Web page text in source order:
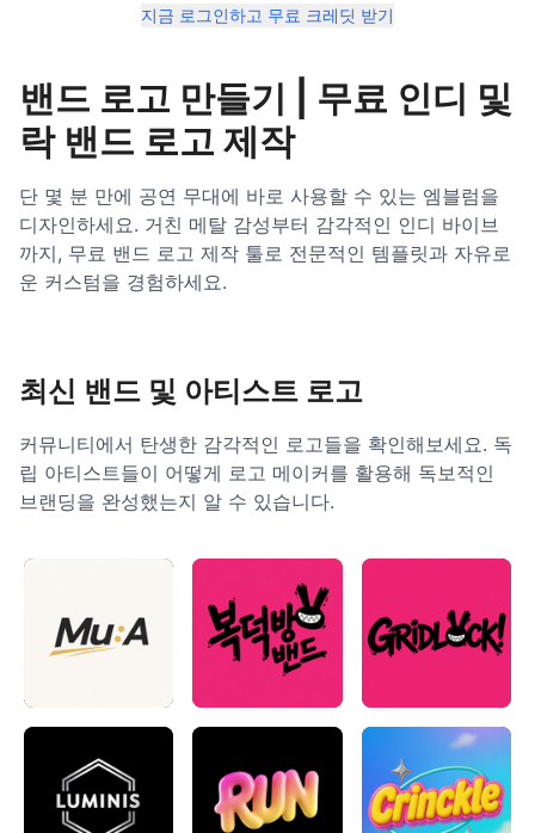
지금 로그인하고 무료 크레딧 받기
밴드 로고 만들기 | 무료 인디 및
락 밴드 로고 제작
단 몇 분 만에 공연 무대에 바로 사용할 수 있는 엠블럼을
디자인하세요. 거친 메탈 감성부터 감각적인 인디 바이브
까지, 무료 밴드 로고 제작 툴로 전문적인 템플릿과 자유로
운 커스텀을 경험하세요.
최신 밴드 및 아티스트 로고
커뮤니티에서 탄생한 감각적인 로고들을 확인해보세요. 독
립 아티스트들이 어떻게 로고 메이커를 활용해 독보적인
브랜딩을 완성했는지 알 수 있습니다.